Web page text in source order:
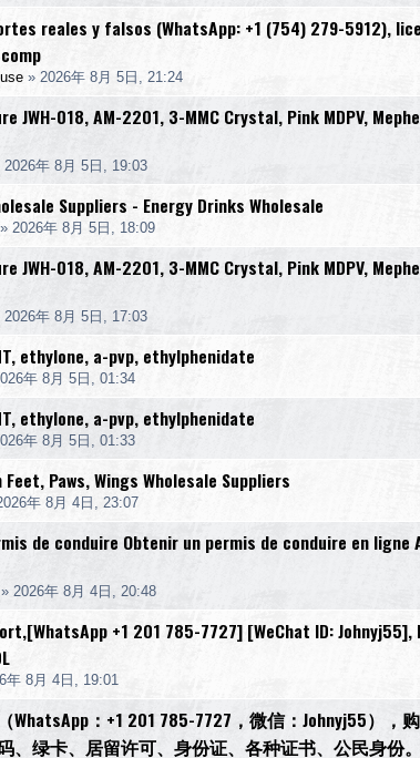
reales y falsos (WhatsApp: +1 (754) 279-5912),
» 2026年 8月 5日, 21:24
JWH-018, AM-2201, 3-MMC Crystal, Pink MDPV,
2026年 8月 5日, 19:03
Suppliers - Energy Drinks Wholesale
» 2026年 8月 5日, 18:09
JWH-018, AM-2201, 3-MMC Crystal, Pink MDPV,
2026年 8月 5日, 17:03
ethylone, a-pvp, ethylphenidate
年 8月 5日, 01:34
ethylone, a-pvp, ethylphenidate
年 8月 5日, 01:33
Feet, Paws, Wings Wholesale Suppliers
年 8月 4日, 23:07
de conduire Obtenir un permis de conduire en
» 2026年 8月 4日, 20:48
+1 201 785-7727] [WeChat ID:
年 8月 4日, 19:01
WhatsApp：+1 201 785-7727，微信：Johnyj55）
、绿卡、居留许可、身份证、各种证书、公民身份